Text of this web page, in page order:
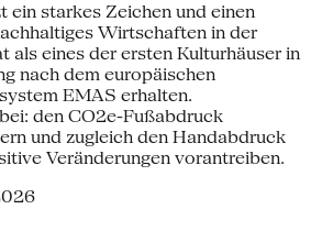
ein starkes Zeichen und einen
Wirtschaften in der
als eines der ersten Kulturhäuser in
nach dem europäischen
EMAS erhalten.
den CO2e-Fußabdruck
und zugleich den Handabdruck
Veränderungen vorantreiben.